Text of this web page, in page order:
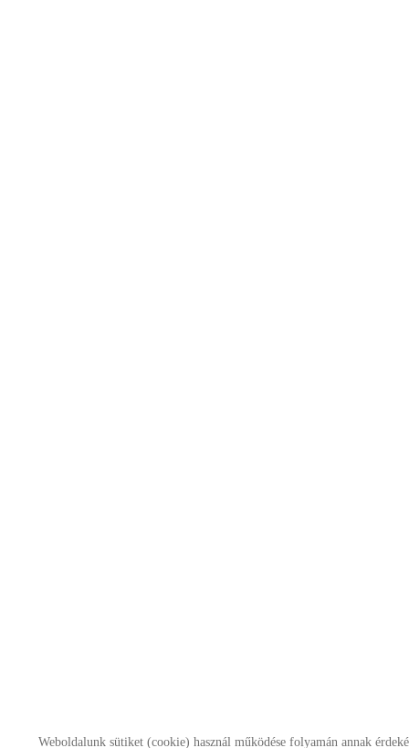
Weboldalunk sütiket (cookie) használ működése folyamán annak